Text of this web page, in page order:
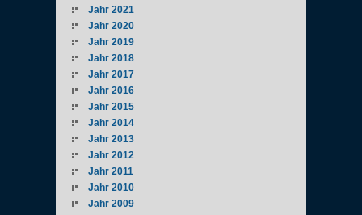
Jahr 2021
Jahr 2020
Jahr 2019
Jahr 2018
Jahr 2017
Jahr 2016
Jahr 2015
Jahr 2014
Jahr 2013
Jahr 2012
Jahr 2011
Jahr 2010
Jahr 2009